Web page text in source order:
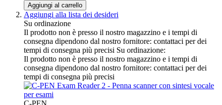
Aggiungi al carrello
Aggiungi alla lista dei desideri
Su ordinazione
Il prodotto non è presso il nostro magazzino e i tempi di
consegna dipendono dal nostro fornitore: contattaci per dei
tempi di consegna più precisi Su ordinazione:
Il prodotto non è presso il nostro magazzino e i tempi di
consegna dipendono dal nostro fornitore: contattaci per dei
tempi di consegna più precisi
C-PEN